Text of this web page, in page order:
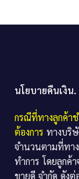
นโยบายคืนเงิน.
กรณีที่ทางลูกค้า
ต้องการ ทางบริ
จำนวนตามที่ทา
ทำการ โดยลูกค้
ขายดี จำกัด ดังต่